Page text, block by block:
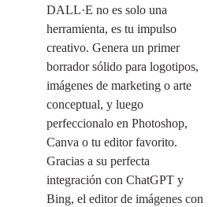
DALL·E no es solo una
herramienta, es tu impulso
creativo. Genera un primer
borrador sólido para logotipos,
imágenes de marketing o arte
conceptual, y luego
perfeccionalo en Photoshop,
Canva o tu editor favorito.
Gracias a su perfecta
integración con ChatGPT y
Bing, el editor de imágenes con